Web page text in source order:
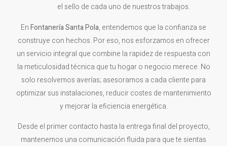
el sello de cada uno de nuestros trabajos.
EnFontanería Santa Pola, entendemos que la confianza se
construye con hechos. Por eso, nos esforzamos en ofrecer
un servicio integral que combine la rapidez de respuesta con
la meticulosidad técnica que tu hogar o negocio merece. No
solo resolvemos averías; asesoramos a cada cliente para
optimizar sus instalaciones, reducir costes de mantenimiento
y mejorar la eficiencia energética.
Desde el primer contacto hasta la entrega final del proyecto,
mantenemos una comunicación fluida para que te sientas